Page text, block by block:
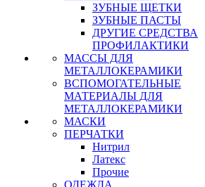
ЗУБНЫЕ ЩЕТКИ
ЗУБНЫЕ ПАСТЫ
ДРУГИЕ СРЕДСТВА
ПРОФИЛАКТИКИ
МАССЫ ДЛЯ
МЕТАЛЛОКЕРАМИКИ
ВСПОМОГАТЕЛЬНЫЕ
МАТЕРИАЛЫ ДЛЯ
МЕТАЛЛОКЕРАМИКИ
МАСКИ
ПЕРЧАТКИ
Нитрил
Латекс
Прочие
ОДЕЖДА